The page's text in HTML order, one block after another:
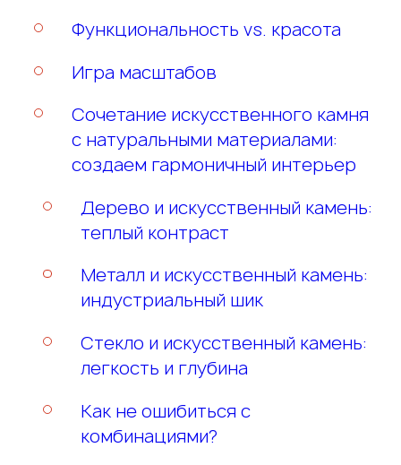
Функциональность vs. красота
Игра масштабов
Сочетание искусственного камня
с натуральными материалами:
создаем гармоничный интерьер
Дерево и искусственный камень:
теплый контраст
Металл и искусственный камень:
индустриальный шик
Стекло и искусственный камень:
легкость и глубина
Как не ошибиться с
комбинациями?
Этим я подтверждаю подлинность
персональных данных и даю согласие на
и улучшение качества обслуживания в
Политикой конфиденциальности
ОТПРАВИТЬ
Этим я подтверждаю подлинность
персональных данных и даю согласие на
целью рассмотрения и дальнейшего
соответствии сПолитикой
ОТПРАВИТЬ
Этим я подтверждаю подлинность
персональных данных и даю согласие на
целью подготовки и предоставления
и улучшение качества обслуживания в
Политикой конфиденциальности
ОТПРАВИТЬ
Этим я подтверждаю подлинность
персональных данных и даю согласие на
целью подготовки и предоставления
и улучшение качества обслуживания в
Политикой конфиденциальности
ОТПРАВИТЬ